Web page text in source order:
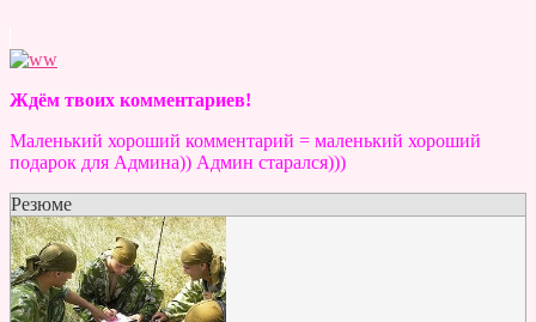
Ждём твоих комментариев!
Маленький хороший комментарий = маленький хороший
подарок для Админа)) Админ старался)))
Резюме